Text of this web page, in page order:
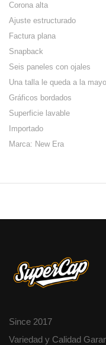
Corona alta
Ajuste estructurado
Factura plana
Snapback
Seis paneles con ojales
Una talla le queda a la
Gráficos bordados
Superficie lavable
Importado
Marca: New Era
Since 2017
Variedad y Calidad